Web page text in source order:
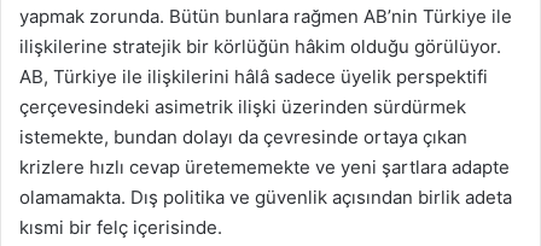
yapmak zorunda. Bütün bunlara rağmen AB’nin Türkiye ile
ilişkilerine stratejik bir körlüğün hâkim olduğu görülüyor.
AB, Türkiye ile ilişkilerini hâlâ sadece üyelik perspektifi
çerçevesindeki asimetrik ilişki üzerinden sürdürmek
istemekte, bundan dolayı da çevresinde ortaya çıkan
krizlere hızlı cevap üretememekte ve yeni şartlara adapte
olamamakta. Dış politika ve güvenlik açısından birlik adeta
kısmi bir felç içerisinde.